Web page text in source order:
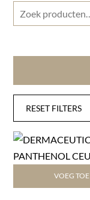
Zoeken
naar:
RESET FILTERS
VOEG TOE